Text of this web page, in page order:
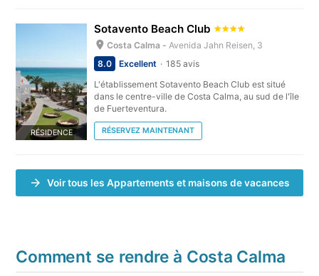
RÉSIDENCE
Sotavento Beach Club
Costa Calma -Avenida Jahn Reisen, 3
8.0
Excellent
185 avis
L'établissement Sotavento Beach Club est situé
dans le centre-ville de Costa Calma, au sud de l'île
de Fuerteventura.
RÉSERVEZ MAINTENANT
Voir tous les Appartements et maisons de vacances
Comment se rendre à Costa Calma